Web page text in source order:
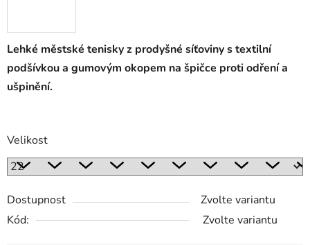
Lehké městské tenisky z prodyšné síťoviny s textilní
podšívkou a gumovým okopem na špičce proti odření a
ušpinění.
Velikost
Dostupnost
Zvolte variantu
Kód:
Zvolte variantu